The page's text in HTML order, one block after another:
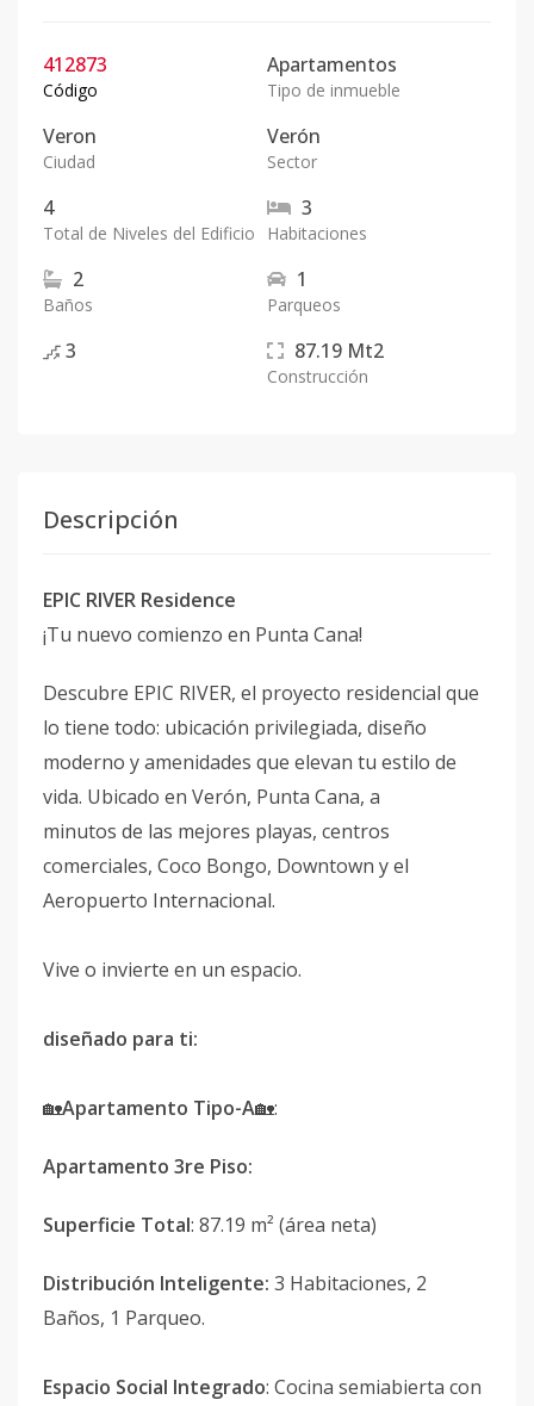
412873
Código
Apartamentos
Tipo de inmueble
Veron
Ciudad
Verón
Sector
4
Total de Niveles del Edificio
3
Habitaciones
2
Baños
1
Parqueos
3 87.19 Mt2
Construcción
Descripción
EPIC RIVER Residence
¡Tu nuevo comienzo en Punta Cana!
Descubre EPIC RIVER, el proyecto residencial que
lo tiene todo: ubicación privilegiada, diseño
moderno y amenidades que elevan tu estilo de
vida. Ubicado en Verón, Punta Cana, a
minutos de las mejores playas, centros
comerciales, Coco Bongo, Downtown y el
Aeropuerto Internacional.
Vive o invierte en un espacio.
diseñado para ti:
🏡Apartamento Tipo-A🏡:
Apartamento 3re Piso:
Superficie Total: 87.19 m² (área neta)
Distribución Inteligente: 3 Habitaciones, 2
Baños, 1 Parqueo.
Espacio Social Integrado: Cocina semiabierta con